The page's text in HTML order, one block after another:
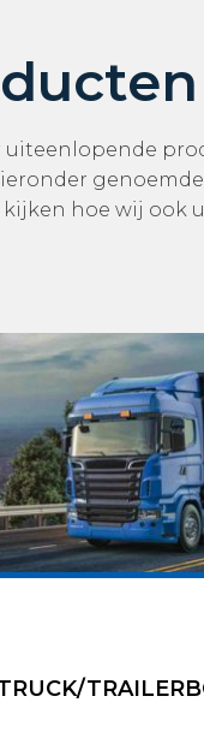
uiteenlopende
hoe wij ook